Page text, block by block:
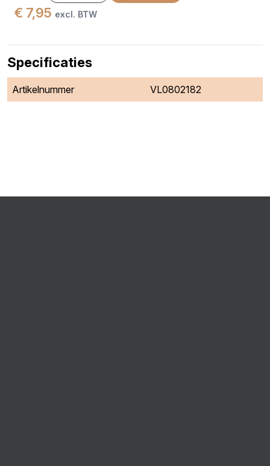
€ 7,95 excl. BTW
Specificaties
Artikelnummer VL0802182